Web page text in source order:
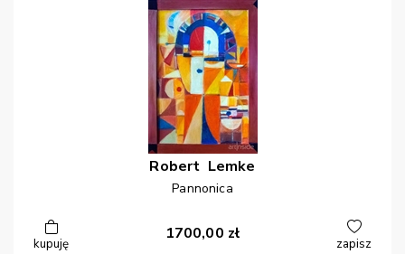
Robert Lemke
Pannonica
kupuję
1700,00 zł
zapisz